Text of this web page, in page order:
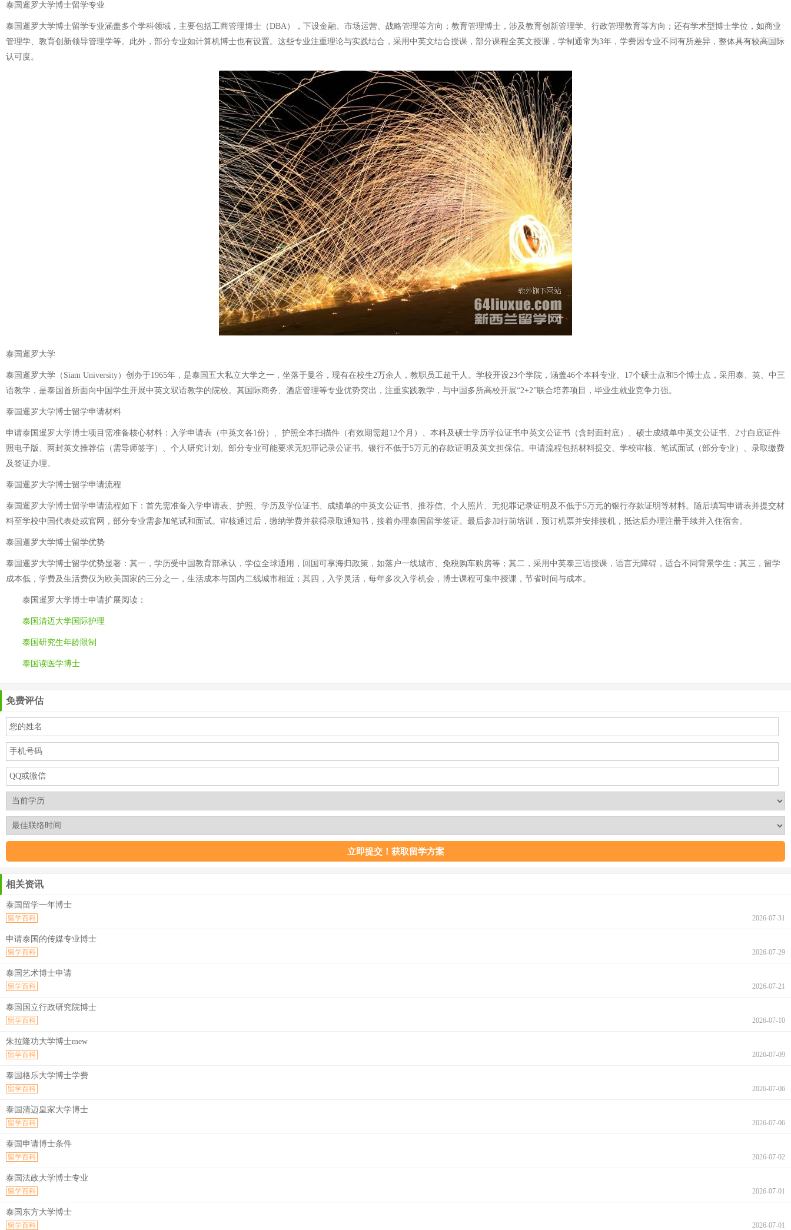
泰国暹罗大学博士留学专业
泰国暹罗大学博士留学专业涵盖多个学科领域，主要包括工商管理博士（DBA），下设金融、市场运营、战略管理等方向；教育管理博士，涉及教育创新管理学、行政管理教育等方向；还有学术型博士学位，如商业
管理学、教育创新领导管理学等。此外，部分专业如计算机博士也有设置。这些专业注重理论与实践结合，采用中英文结合授课，部分课程全英文授课，学制通常为3年，学费因专业不同有所差异，整体具有较高国际
认可度。
泰国暹罗大学
泰国暹罗大学（Siam University）创办于1965年，是泰国五大私立大学之一，坐落于曼谷，现有在校生2万余人，教职员工超千人。学校开设23个学院，涵盖46个本科专业、17个硕士点和5个博士点，采用泰、英、中三
语教学，是泰国首所面向中国学生开展中英文双语教学的院校。其国际商务、酒店管理等专业优势突出，注重实践教学，与中国多所高校开展“2+2”联合培养项目，毕业生就业竞争力强。
泰国暹罗大学博士留学申请材料
申请泰国暹罗大学博士项目需准备核心材料：入学申请表（中英文各1份）、护照全本扫描件（有效期需超12个月）、本科及硕士学历学位证书中英文公证书（含封面封底）、硕士成绩单中英文公证书、2寸白底证件
照电子版、两封英文推荐信（需导师签字）、个人研究计划。部分专业可能要求无犯罪记录公证书、银行不低于5万元的存款证明及英文担保信。申请流程包括材料提交、学校审核、笔试面试（部分专业）、录取缴费
及签证办理。
泰国暹罗大学博士留学申请流程
泰国暹罗大学博士留学申请流程如下：首先需准备入学申请表、护照、学历及学位证书、成绩单的中英文公证书、推荐信、个人照片、无犯罪记录证明及不低于5万元的银行存款证明等材料。随后填写申请表并提交材
料至学校中国代表处或官网，部分专业需参加笔试和面试。审核通过后，缴纳学费并获得录取通知书，接着办理泰国留学签证。最后参加行前培训，预订机票并安排接机，抵达后办理注册手续并入住宿舍。
泰国暹罗大学博士留学优势
泰国暹罗大学博士留学优势显著：其一，学历受中国教育部承认，学位全球通用，回国可享海归政策，如落户一线城市、免税购车购房等；其二，采用中英泰三语授课，语言无障碍，适合不同背景学生；其三，留学
成本低，学费及生活费仅为欧美国家的三分之一，生活成本与国内二线城市相近；其四，入学灵活，每年多次入学机会，博士课程可集中授课，节省时间与成本。
泰国暹罗大学博士申请扩展阅读：
泰国清迈大学国际护理
泰国研究生年龄限制
泰国读医学博士
免费评估
相关资讯
泰国留学一年博士
2026-07-31
留学百科
申请泰国的传媒专业博士
2026-07-29
留学百科
泰国艺术博士申请
2026-07-21
留学百科
泰国国立行政研究院博士
2026-07-10
留学百科
朱拉隆功大学博士mew
2026-07-09
留学百科
泰国格乐大学博士学费
2026-07-06
留学百科
泰国清迈皇家大学博士
2026-07-06
留学百科
泰国申请博士条件
2026-07-02
留学百科
泰国法政大学博士专业
2026-07-01
留学百科
泰国东方大学博士
2026-07-01
留学百科